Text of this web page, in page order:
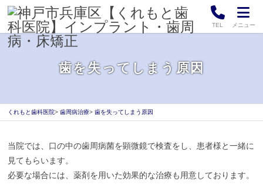
TEL メニュー
歯を失ってしまう原因
くれもと歯科医院 歯周病治療 歯を失ってしまう原因
0
2
当院では、口の中の歯周病菌を顕微鏡で検査をし、患者様と一緒に
見てもらいます。
必要な場合には、薬剤を用いた効果的な治療も用意しております。